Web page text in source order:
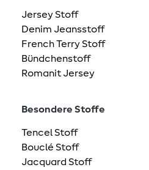
Jersey Stoff
Denim Jeansstoff
French Terry Stoff
Bündchenstoff
Romanit Jersey
Besondere Stoffe
Tencel Stoff
Bouclé Stoff
Jacquard Stoff